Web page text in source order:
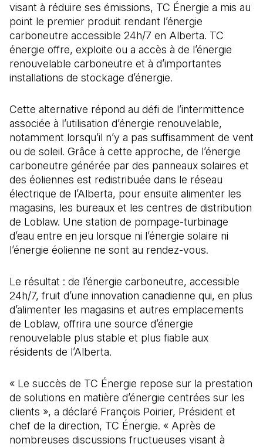
visant à réduire ses émissions, TC Énergie a mis au
point le premier produit rendant l’énergie
carboneutre accessible 24h/7 en Alberta. TC
énergie offre, exploite ou a accès à de l’énergie
renouvelable carboneutre et à d’importantes
installations de stockage d’énergie.
Cette alternative répond au défi de l’intermittence
associée à l’utilisation d’énergie renouvelable,
notamment lorsqu’il n’y a pas suffisamment de vent
ou de soleil. Grâce à cette approche, de l’énergie
carboneutre générée par des panneaux solaires et
des éoliennes est redistribuée dans le réseau
électrique de l’Alberta, pour ensuite alimenter les
magasins, les bureaux et les centres de distribution
de Loblaw. Une station de pompage-turbinage
d’eau entre en jeu lorsque ni l’énergie solaire ni
l’énergie éolienne ne sont au rendez-vous.
Le résultat : de l’énergie carboneutre, accessible
24h/7, fruit d’une innovation canadienne qui, en plus
d’alimenter les magasins et autres emplacements
de Loblaw, offrira une source d’énergie
renouvelable plus stable et plus fiable aux
résidents de l’Alberta.
« Le succès de TC Énergie repose sur la prestation
de solutions en matière d’énergie centrées sur les
clients », a déclaré François Poirier, Président et
chef de la direction, TC Énergie. « Après de
nombreuses discussions fructueuses visant à